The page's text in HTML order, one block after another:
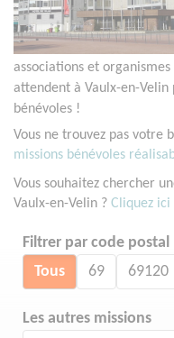
associations et
attendent à Vaulx-en-Velin
bénévoles !
Vous ne trouvez pas votre
missions bénévoles
Vous souhaitez chercher
Vaulx-en-Velin ? Cliquez ici
Filtrer par code postal
Tous 69 69120
Les autres missions